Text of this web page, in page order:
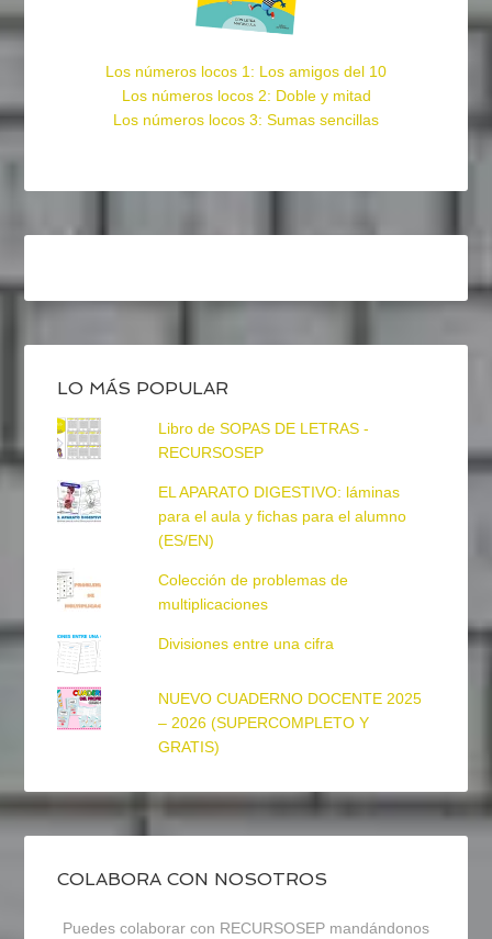
Los números locos 1: Los amigos del 10
Los números locos 2: Doble y mitad
Los números locos 3: Sumas sencillas
LO MÁS POPULAR
Libro de SOPAS DE LETRAS -
RECURSOSEP
EL APARATO DIGESTIVO: láminas
para el aula y fichas para el alumno
(ES/EN)
Colección de problemas de
multiplicaciones
Divisiones entre una cifra
NUEVO CUADERNO DOCENTE 2025
– 2026 (SUPERCOMPLETO Y
GRATIS)
COLABORA CON NOSOTROS
Puedes colaborar con RECURSOSEP mandándonos